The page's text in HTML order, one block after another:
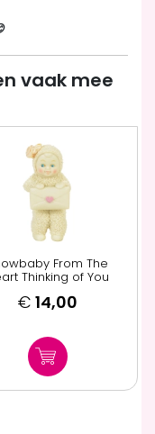
vaak mee
From The
Thinking of You
€ 14,00